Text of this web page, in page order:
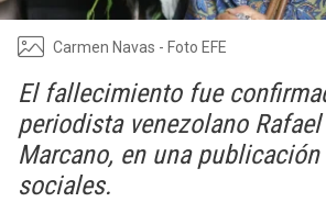
Carmen Navas - Foto EFE
El fallecimiento fue
periodista venezolano
Marcano, en una
sociales.